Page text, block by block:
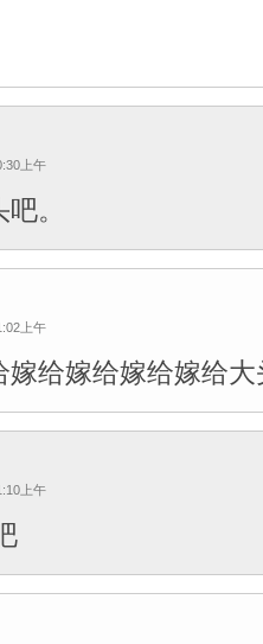
上午
。
上午
给嫁给嫁给嫁给大
上午